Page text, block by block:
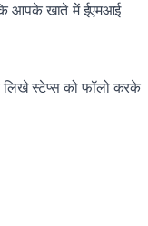
आपके खाते में ईएमआई
स्टेप्स को फॉलो करके